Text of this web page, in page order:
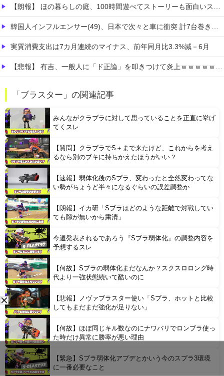
【朗報】 ほの暮らしの庭、100時間遊べてストーリーも面白いスタバレの上位互換だとまじで好評
韓国人インフルエンサー(49)、日本で次々と車に衝突 計7台巻き込み 八王子
実質消費支出は7カ月連続のマイナス、前年同月比3.3%減－6月
【悲報】 有吉、一般人に「ド正論」を叩きつけて炎上ｗｗｗｗｗｗｗｗ
【衝撃】 「かわいい虫」ランキング、ついに発表される
Powered by livedoor 相互RSS
「ブラスター」の関連記事
みんながクラブラに対して思っていることを正直に挙げ
てくスレ
【質問】クラブラでS＋まで来たけど、これからを考え
るなら別のブキに持ちかえたほうがいい？
【速報】弱体化後のSブラ、変わったと全然変わってな
い勢がちょうど半々になるぐらいの誤差調整か
【朗報】イカ研「Sブラはどのような距離で対戦してい
ても隙が無いから粛清」
今週発表されるであろう『Sブラ弱体化』の調整内容を
予想するスレ
【何故】Sブラの弱体化まだなんか？スクスロロング時
代より一強状態続いて酷いのに
【悲報】ノヴァブラスター使い「Sブラ、ホットと比較
してもまだまだ強化が足りない」
【何故】ほぼ同じキル数なのにナワバリでロンブラ使っ
た時だけ異常に勝率が悪い理由
【緊急】Sブラ弱体化アプデとかいう今のスプラ3環境
に一番必要なこと